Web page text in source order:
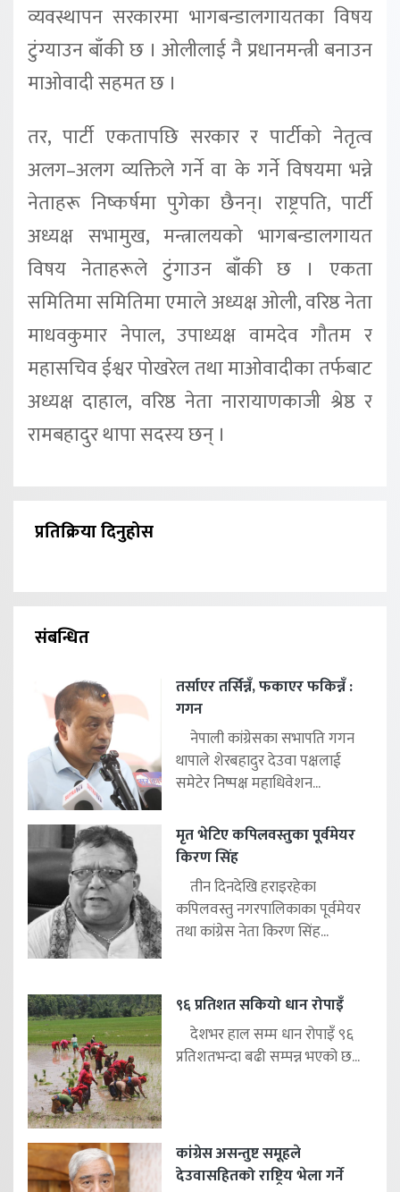
व्यवस्थापन सरकारमा भागबन्डालगायतका विषय
टुंग्याउन बाँकी छ । ओलीलाई नै प्रधानमन्त्री बनाउन
माओवादी सहमत छ ।
तर, पार्टी एकतापछि सरकार र पार्टीको नेतृत्व
अलग–अलग व्यक्तिले गर्ने वा के गर्ने विषयमा भन्ने
नेताहरू निष्कर्षमा पुगेका छैनन्। राष्ट्रपति, पार्टी
अध्यक्ष सभामुख, मन्त्रालयको भागबन्डालगायत
विषय नेताहरूले टुंगाउन बाँकी छ । एकता
समितिमा समितिमा एमाले अध्यक्ष ओली, वरिष्ठ नेता
माधवकुमार नेपाल, उपाध्यक्ष वामदेव गौतम र
महासचिव ईश्वर पोखरेल तथा माओवादीका तर्फबाट
अध्यक्ष दाहाल, वरिष्ठ नेता नारायाणकाजी श्रेष्ठ र
रामबहादुर थापा सदस्य छन् ।
प्रतिक्रिया दिनुहोस
संबन्धित
तर्साएर तर्सिन्नँ, फकाएर फकिन्नँ :
गगन
नेपाली कांग्रेसका सभापति गगन
थापाले शेरबहादुर देउवा पक्षलाई
समेटेर निष्पक्ष महाधिवेशन...
मृत भेटिए कपिलवस्तुका पूर्वमेयर
किरण सिंह
तीन दिनदेखि हराइरहेका
कपिलवस्तु नगरपालिकाका पूर्वमेयर
तथा कांग्रेस नेता किरण सिंह...
९६ प्रतिशत सकियो धान रोपाइँ
देशभर हाल सम्म धान रोपाइँ ९६
प्रतिशतभन्दा बढी सम्पन्न भएको छ...
कांग्रेस असन्तुष्ट समूहले
देउवासहितको राष्ट्रिय भेला गर्ने